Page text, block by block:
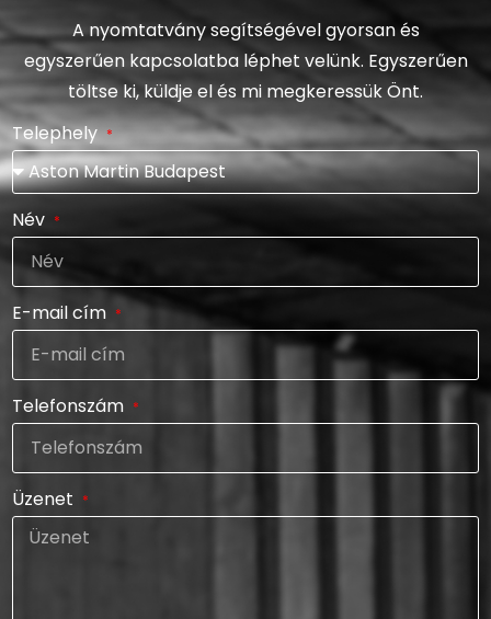
A nyomtatvány segítségével gyorsan és
egyszerűen kapcsolatba léphet velünk. Egyszerűen
töltse ki, küldje el és mi megkeressük Önt.
Telephely
Név
E-mail cím
Telefonszám
Üzenet